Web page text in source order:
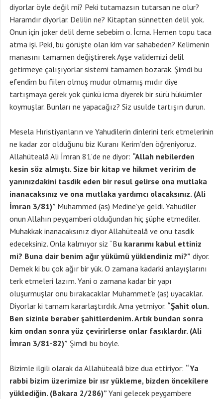
diyorlar öyle değil mi? Peki tutamazsın tutarsan ne olur?
Haramdır diyorlar. Delilin ne? Kitaptan sünnetten delil yok.
Onun için joker delil deme sebebim o. İcma. Hemen topu taca
atma işi. Peki, bu görüşte olan kim var sahabeden? Kelimenin
manasını tamamen değiştirerek Ayşe validemizi delil
getirmeye çalışıyorlar sistemi tamamen bozarak. Şimdi bu
efendim bu fiilen olmuş mudur olmamış mıdır diye
tartışmaya gerek yok çünkü icma diyerek bir sürü hükümler
koymuşlar. Bunları ne yapacağız? Siz usulde tartışın durun.
Mesela Hıristiyanların ve Yahudilerin dinlerini terk etmelerinin
ne kadar zor olduğunu biz Kuranı Kerim’den öğreniyoruz.
Allahütealâ Ali İmran 81’de ne diyor: “Allah nebilerden
kesin söz almıştı. Size bir kitap ve hikmet veririm de
yanınızdakini tasdik eden bir resul gelirse ona mutlaka
inanacaksınız ve ona mutlaka yardımcı olacaksınız. (Ali
İmran 3/81)” Muhammed (as) Medine’ye geldi. Yahudiler
onun Allahın peygamberi olduğundan hiç şüphe etmediler.
Muhakkak inanacaksınız diyor Allahütealâ ve onu tasdik
edeceksiniz. Onla kalmıyor siz “Bu kararımı kabul ettiniz
mi? Buna dair benim ağır yükümü yüklendiniz mi?” diyor.
Demek ki bu çok ağır bir yük. O zamana kadarki anlayışlarını
terk etmeleri lazım. Yani o zamana kadar bir yapı
oluşurmuşlar onu bırakacaklar Muhammet’e (as) uyacaklar.
Diyorlar ki tamam kararlaştırdık. Ama yetmiyor. “Şahit olun.
Ben sizinle beraber şahitlerdenim. Artık bundan sonra
kim ondan sonra yüz çevirirlerse onlar fasıklardır. (Ali
İmran 3/81-82)” Şimdi bu böyle.
Bizimle ilgili olarak da Allahütealâ bize dua ettiriyor: “Ya
rabbi bizim üzerimize bir ısr yükleme, bizden öncekilere
yüklediğin. (Bakara 2/286)” Yani gelecek peygambere